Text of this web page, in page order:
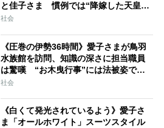
と佳子さま 慣例では“降嫁した天皇家
の女性”が就任「結婚と祭祀の狭間で思
社会
《圧巻の伊勢36時間》愛子さまが鳥羽
水族館を訪問、知識の深さに担当職員
は驚嘆 “お木曳行事”には法被姿で参
加「市民に交じって一生懸命引いてお
社会
《白くて発光されているよう》愛子さ
ま「オールホワイト」スーツスタイル